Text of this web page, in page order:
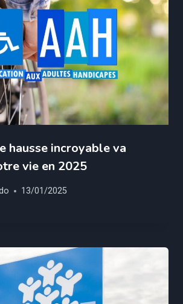
hausse incroyable va
vie en 2025
13/01/2025